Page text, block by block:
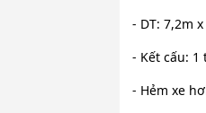
- DT: 7,2m
- Kết cấu:
- Hẻm xe